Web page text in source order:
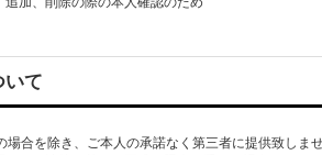
て
合を除き、ご本人の承諾なく第三者に提供致しませ